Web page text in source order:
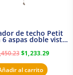
de techo Petit
6 aspas doble vista
Masterfan
$1,233.29
al carrito